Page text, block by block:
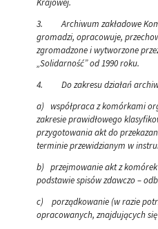
3.Archiwum zakładowe
gromadzi, opracowuje,
zgromadzone i wytworzone
„Solidarność” od 1990 roku.
4. Do zakresu działań
a) współpraca z komórkami
zakresie prawidłowego
przygotowania akt do
terminie przewidzianym w
b) przejmowanie akt z
podstawie spisów zdawczo –
c) porządkowanie (w razie
opracowanych, znajdujących